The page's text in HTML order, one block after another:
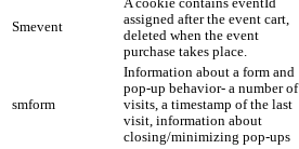
Smevent
A cookie contains eventId
assigned after the event cart,
deleted when the event
purchase takes place.
smform
Information about a form and
pop-up behavior- a number of
visits, a timestamp of the last
visit, information about
closing/minimizing pop-ups